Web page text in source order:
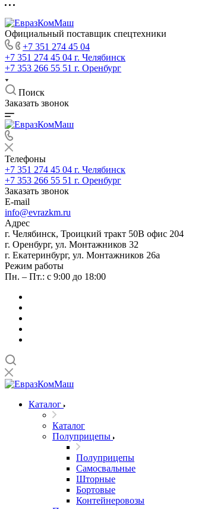
Официальный поставщик спецтехники
+7 351 274 45 04
+7 351 274 45 04 г. Челябинск
+7 353 266 55 51 г. Оренбург
Поиск
Заказать звонок
Телефоны
+7 351 274 45 04 г. Челябинск
+7 353 266 55 51 г. Оренбург
Заказать звонок
E-mail
info@evrazkm.ru
Адрес
г. Челябинск, Троицкий тракт 50В офис 204
г. Оренбург, ул. Монтажников 32
г. Екатеринбург, ул. Монтажников 26а
Режим работы
Пн. – Пт.: с 9:00 до 18:00
Каталог
Каталог
Полуприцепы
Полуприцепы
Самосвальные
Шторные
Бортовые
Контейнеровозы